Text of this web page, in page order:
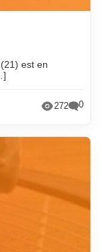
est en
272 0